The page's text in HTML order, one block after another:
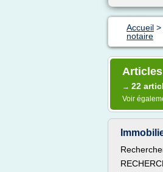
Accueil >
notaire
→ 22
Voir